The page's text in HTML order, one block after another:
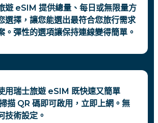
遊 eSIM 提供總量、每日或無限量方
選擇，讓您能選出最符合您旅行需求
。彈性的選項讓保持連線變得簡單。
用瑞士旅遊 eSIM 既快速又簡單
QR 碼即可啟用，立即上網。無
技術設定。